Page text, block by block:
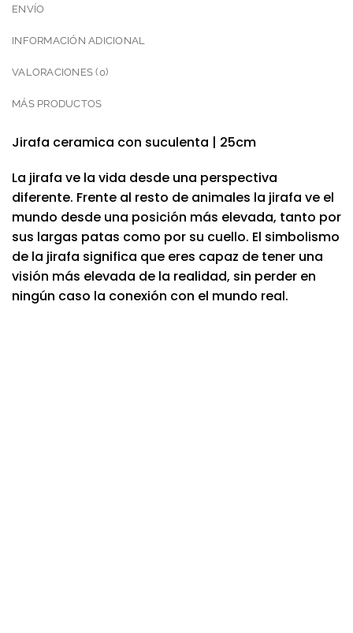
ENVÍO
INFORMACIÓN ADICIONAL
VALORACIONES (0)
MÁS PRODUCTOS
Jirafa ceramica con suculenta | 25cm
La jirafa ve la vida desde una perspectiva
diferente. Frente al resto de animales la jirafa ve el
mundo desde una posición más elevada, tanto por
sus largas patas como por su cuello. El simbolismo
de la jirafa significa que eres capaz de tener una
visión más elevada de la realidad, sin perder en
ningún caso la conexión con el mundo real.